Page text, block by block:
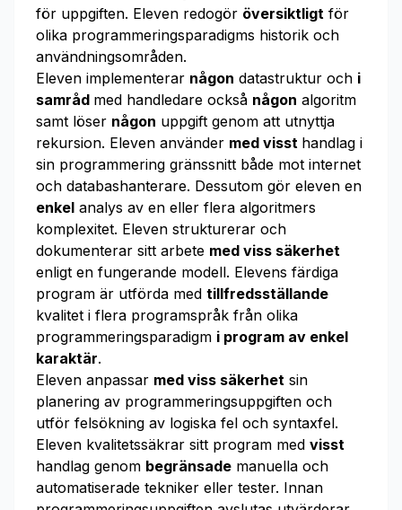
för uppgiften. Eleven redogör översiktligt för
olika programmeringsparadigms historik och
användningsområden.
Eleven implementerar någon datastruktur och i
samråd med handledare också någon algoritm
samt löser någon uppgift genom att utnyttja
rekursion. Eleven använder med visst handlag i
sin programmering gränssnitt både mot internet
och databashanterare. Dessutom gör eleven en
enkel analys av en eller flera algoritmers
komplexitet. Eleven strukturerar och
dokumenterar sitt arbete med viss säkerhet
enligt en fungerande modell. Elevens färdiga
program är utförda med tillfredsställande
kvalitet i flera programspråk från olika
programmeringsparadigm i program av enkel
karaktär.
Eleven anpassar med viss säkerhet sin
planering av programmeringsuppgiften och
utför felsökning av logiska fel och syntaxfel.
Eleven kvalitetssäkrar sitt program med visst
handlag genom begränsade manuella och
automatiserade tekniker eller tester. Innan